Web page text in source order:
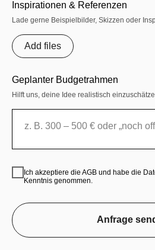
Inspirationen & Referenzen
Lade gerne Beispielbilder, Skizzen oder
Add files
Geplanter Budgetrahmen
Hilft uns, deine Idee realistisch
Ich akzeptiere die AGB und habe die
Kenntnis genommen.
Anfrage